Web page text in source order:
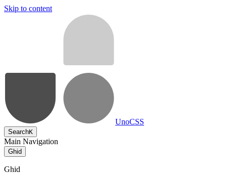
Skip to content
UnoCSS
SearchK
Main Navigation
Ghid
Ghid